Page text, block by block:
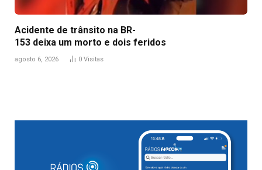
Acidente de trânsito na BR-
153 deixa um morto e dois feridos
agosto 6, 2026 0 Visitas